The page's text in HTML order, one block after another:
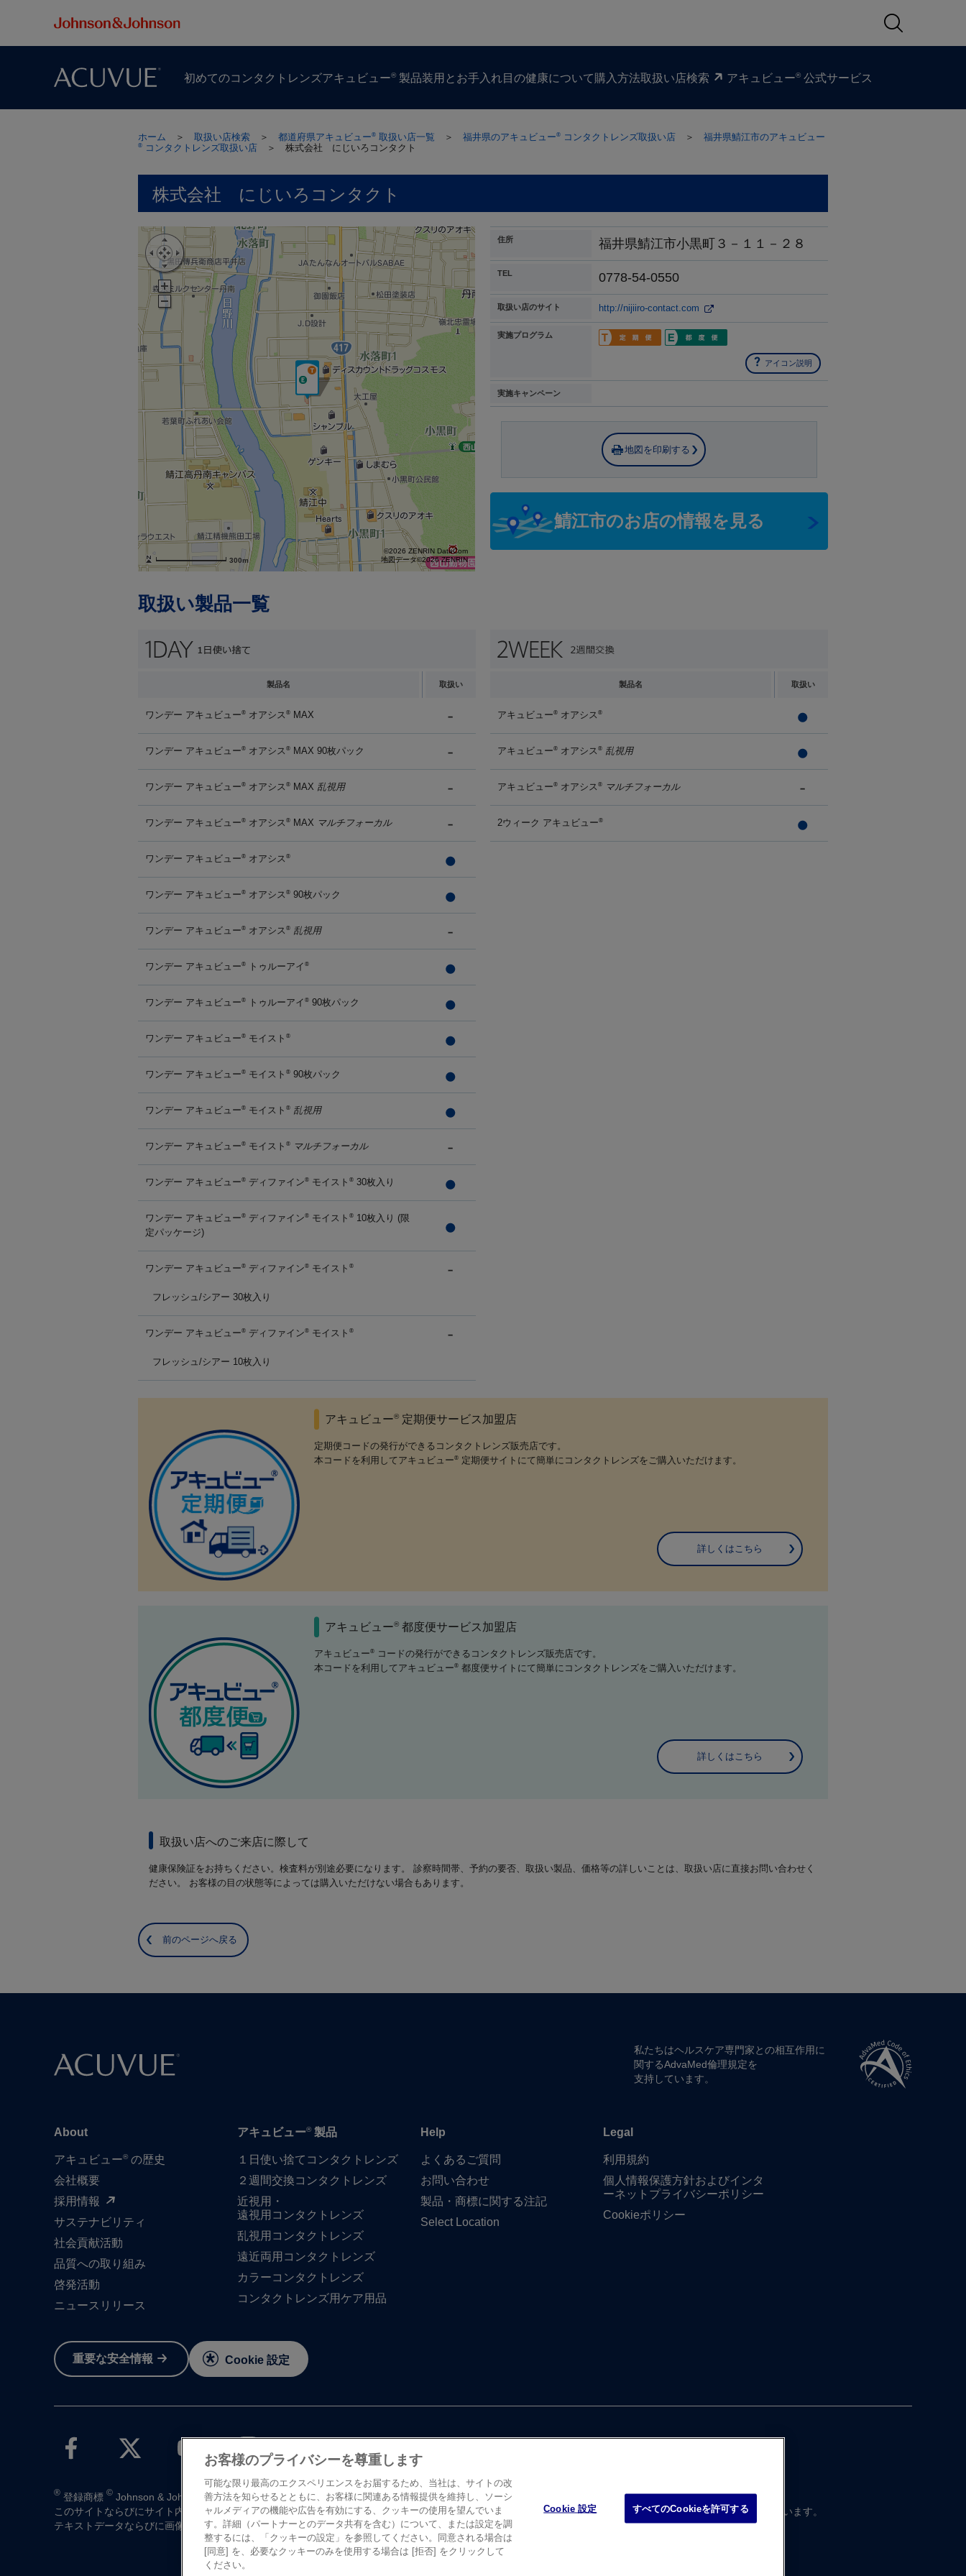
初めての​コンタクトレンズアキュビュー® 製品装用とお手入れ目の​健康に​ついて購入方​法取扱い​店検索 アキュビュー® 公式サービス
ホーム ＞ 取扱い店検索 ＞ 都道府県アキュビュー® 取扱い店一覧 ＞ 福井県のアキュビュー® コンタクトレンズ取扱い店 ＞ 福井県鯖江市のアキュビュー
® コンタクトレンズ取扱い店 ＞ 株式会社 にじいろコンタクト
株式会社 にじいろコンタクト
300m
©2026 ZENRIN DataCom
地図データ©2026 ZENRIN
住所 福井県鯖江市小黒町３－１１－２８
TEL 0778-54-0550
取扱い店のサイト http://nijiiro-contact.com
実施プログラム
アイコン説明
実施キャンペーン
地図を印刷する
鯖江市のお店の情報を見る
取扱い製品一覧
製品名 取扱い
ワンデー アキュビュー® オアシス ® MAX
ワンデー アキュビュー® オアシス ® MAX 90枚パック
ワンデー アキュビュー® オアシス ® MAX 乱視用
ワンデー アキュビュー® オアシス ® MAX マルチフォーカル
ワンデー アキュビュー® オアシス ®
ワンデー アキュビュー® オアシス ® 90枚パック
ワンデー アキュビュー® オアシス ® 乱視用
ワンデー アキュビュー® トゥルーアイ ®
ワンデー アキュビュー® トゥルーアイ ® 90枚パック
ワンデー アキュビュー® モイスト ®
ワンデー アキュビュー® モイスト ® 90枚パック
ワンデー アキュビュー® モイスト ® 乱視用
ワンデー アキュビュー® モイスト ® マルチフォーカル
ワンデー アキュビュー® ディファイン® モイスト ® 30枚入り
ワンデー アキュビュー® ディファイン® モイスト ® 10枚入り (限
定パッケージ)
ワンデー アキュビュー® ディファイン® モイスト ®
フレッシュ/シアー 30枚入り
ワンデー アキュビュー® ディファイン® モイスト ®
フレッシュ/シアー 10枚入り
製品名 取扱い
アキュビュー® オアシス ®
アキュビュー® オアシス ® 乱視用
アキュビュー® オアシス ® マルチフォーカル
2ウィーク アキュビュー®
アキュビュー® 定期便サービス加盟店
定期便コードの発行ができるコンタクトレンズ販売店です。
本コードを利用してアキュビュー® 定期便サイトにて簡単にコンタクトレンズをご購入いただけます。
詳しくはこちら
アキュビュー® 都度便サービス加盟店
アキュビュー®
コードの発行ができるコンタクトレンズ販売店です。
本コードを利用してアキュビュー® 都度便サイトにて簡単にコンタクトレンズをご購入いただけます。
詳しくはこちら
取扱い店へのご来店に際して
健康保険証をお持ちください。検査料が別途必要になります。 診察時間帯、予約の要否、取扱い製品、価格等の詳しいことは、取扱い店に直接お問い合わせく
ださい。 お客様の目の状態等によっては購入いただけない場合もあります。
前のページへ戻る
私たちは​ヘルスケア専門家との​相互作用に​
関する​AdvaMed倫理規定を​
支持しています。
About
アキュビュー® の歴史
会社概要
採用情報
サステナビリティ
社会貢献活動
品質への​取り組み
啓発活動
ニュースリリース
アキュビュー®製品
１日​使い捨て​​コンタクトレンズ
２週間交換コンタクトレンズ
近視用・
遠視用コンタクトレンズ
乱視用コンタクトレンズ
遠近両用コンタクトレンズ
カラーコンタクトレンズ
コンタクトレンズ用ケア用品
Help
よく​ある​ご質問
お問い​合わせ
製品・商標に​関する​注記
Select Location
Legal
利用規約
個人情報保護方針およびインタ
ーネットプライバシーポリシー
Cookieポリシー
重要な​安全情報 Cookie 設定
® 登録商標 © Johnson & Johnson K.K. 1997-2026
この​サイトならびに​サイト内の​コンテンツは、​ジョンソン・ エンド・ ジョンソン株式会社 ビジョンケア カンパニーに​よって、​日本国内向けに​制作・ ​運営されています。
テキストデータならびに​画像データの​無断転載は​お断り​いたします。
お客様のプライバシーを尊重します
可能な限り最高のエクスペリエンスをお届するため、当社は、サイトの改
善方法を知らせるとともに、お客様に関連ある情報提供を維持し、ソーシ
ャルメディアの機能や広告を有効にする、クッキーの使用を望んでいま
す。詳細（パートナーとのデータ共有を含む）について、または設定を調
整するには、「クッキーの設定」を参照してください。同意される場合は
[同意] を、必要なクッキーのみを使用する場合は [拒否] をクリックして
ください。
Cookie 設定 すべてのCookieを許可する